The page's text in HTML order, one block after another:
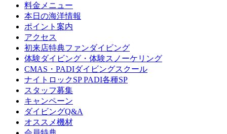
料金メニュー
本日の海洋情報
ポイント案内
アクセス
初来店特典ファンダイビング
体験ダイビング・体験スノーケリング
CMAS・PADIダイビングスクール
ナイトロックSP PADI各種SP
スタッフ募集
キャンペーン
ダイビングQ&A
オススメ機材